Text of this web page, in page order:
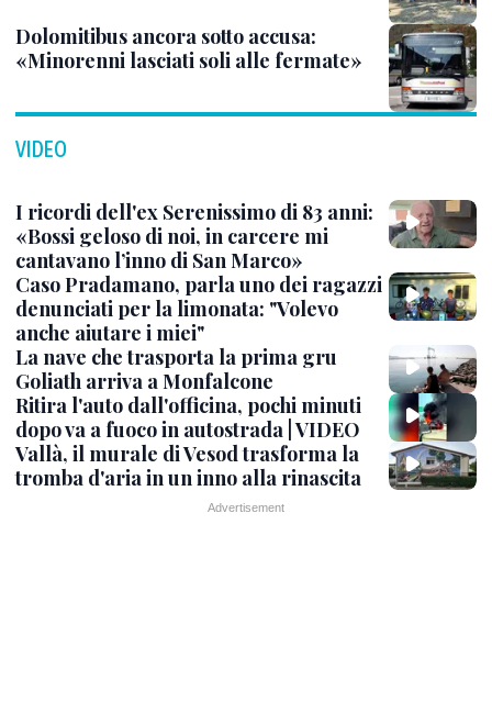
Dolomitibus ancora sotto accusa:
«Minorenni lasciati soli alle fermate»
VIDEO
I ricordi dell'ex Serenissimo di 83 anni:
«Bossi geloso di noi, in carcere mi
cantavano l’inno di San Marco»
Caso Pradamano, parla uno dei ragazzi
denunciati per la limonata: "Volevo
anche aiutare i miei"
La nave che trasporta la prima gru
Goliath arriva a Monfalcone
Ritira l'auto dall'officina, pochi minuti
dopo va a fuoco in autostrada | VIDEO
Vallà, il murale di Vesod trasforma la
tromba d'aria in un inno alla rinascita